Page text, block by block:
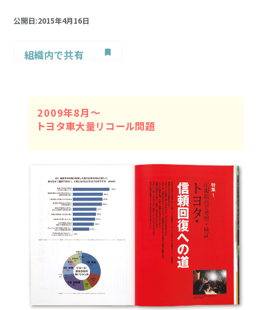
公開日:2015年4月16日
組織内で共有
2009年8月〜
トヨタ車大量リコール問題